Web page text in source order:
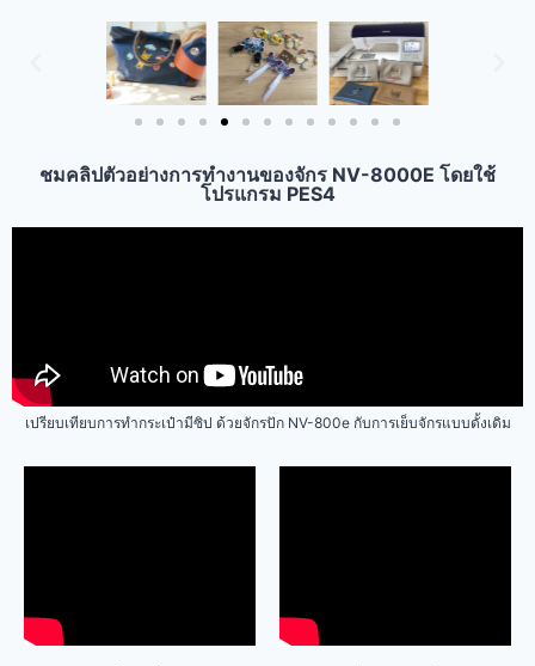
ชมคลิปตัวอย่างการทำงานของจักร NV-8000E โดยใช้
โปรแกรม PES4
เปรียบเทียบการทำกระเป๋ามีซิป ด้วยจักรปัก NV-800e กับการเย็บจักรแบบดั้งเดิม